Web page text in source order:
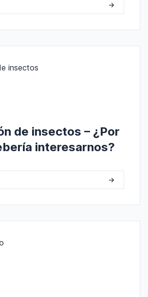
->
de insectos – ¿Por
interesarnos?
->